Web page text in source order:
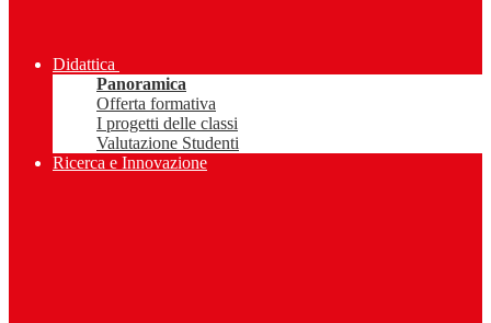
Didattica
Panoramica
Offerta formativa
I progetti delle classi
Valutazione Studenti
Ricerca e Innovazione